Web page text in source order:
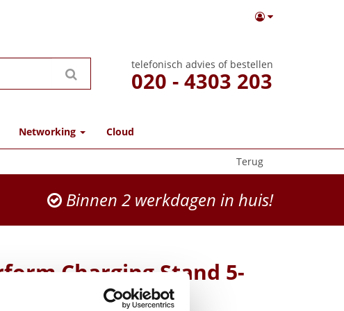
telefonisch advies of bestellen
020 - 4303 203
Networking Cloud
Terug
Binnen 2 werkdagen in huis!
Charging Stand 5-
EMEA Charger